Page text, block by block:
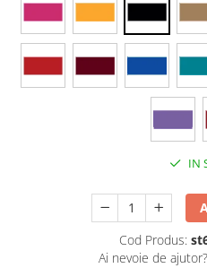
Stickere Walplus ™
Stickere Auto
Alte desene
IN
Cod Produs:
Ai nevoie de ajutor?